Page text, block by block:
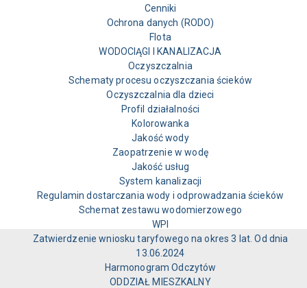
Cenniki
Ochrona danych (RODO)
Flota
WODOCIĄGI I KANALIZACJA
Oczyszczalnia
Schematy procesu oczyszczania ścieków
Oczyszczalnia dla dzieci
Profil działalności
Kolorowanka
Jakość wody
Zaopatrzenie w wodę
Jakość usług
System kanalizacji
Regulamin dostarczania wody i odprowadzania ścieków
Schemat zestawu wodomierzowego
WPI
Zatwierdzenie wniosku taryfowego na okres 3 lat. Od dnia
13.06.2024
Harmonogram Odczytów
ODDZIAŁ MIESZKALNY